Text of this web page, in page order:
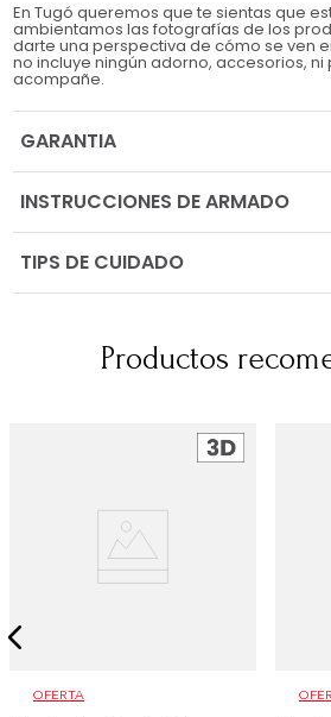
En Tugó queremos que te sientas que
ambientamos las fotografías de los
darte una perspectiva de cómo se ven
no incluye ningún adorno, accesorios,
acompañe.
GARANTIA
INSTRUCCIONES DE ARMADO
TIPS DE CUIDADO
Productos
OFERTA